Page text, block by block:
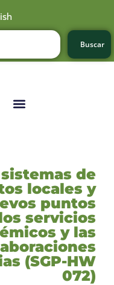
Buscar
de
locales y
puntos
servicios
y las
(SGP-HW
072)